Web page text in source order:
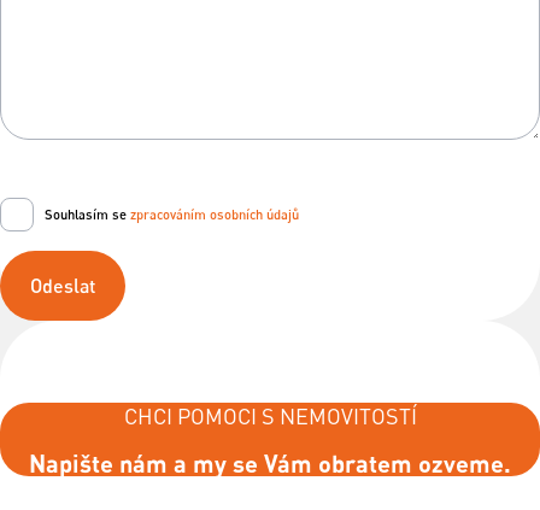
Souhlasím se zpracováním osobních údajů
Odeslat
CHCI POMOCI S NEMOVITOSTÍ
Napište nám a my se Vám obratem ozveme.